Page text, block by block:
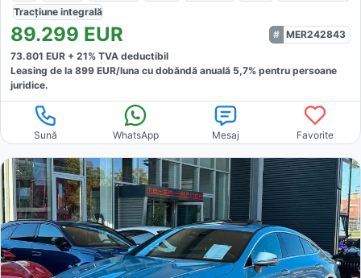
Tracțiune integrală
89.299 EUR
MER242843
73.801 EUR + 21% TVA deductibil
Leasing de la 899 EUR/luna cu dobăndă anuală 5,7% pentru persoane
juridice.
Sună WhatsApp Mesaj Favorite